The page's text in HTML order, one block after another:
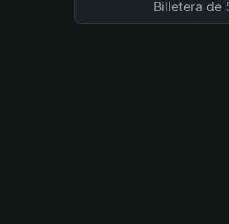
Billetera de